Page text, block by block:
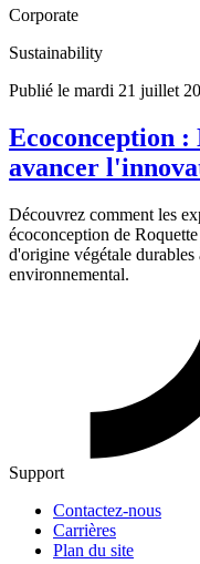
Corporate
Sustainability
Publié le mardi 21 juillet
Ecoconception :
avancer
Découvrez comment les
écoconception de
d'origine végétale
environnemental.
Support
Contactez-nous
Carrières
Plan du site